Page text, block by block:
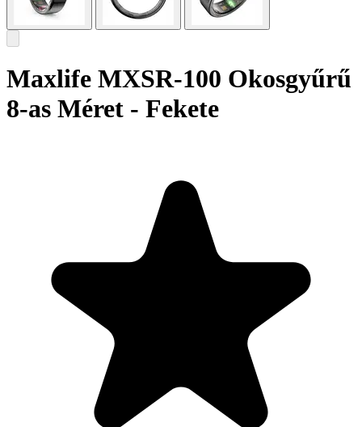
Maxlife MXSR-100 Okosgyűrű
8-as Méret - Fekete